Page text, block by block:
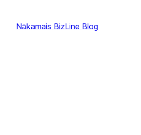
Nākamais BizLine Blog